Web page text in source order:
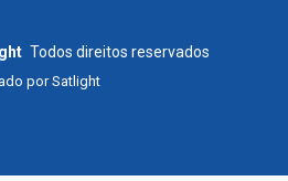
Todos direitos reservados
porSatlight